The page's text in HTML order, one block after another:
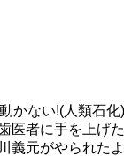
かない!(人類石化)
医者に手を上げた
義元がやられたよ